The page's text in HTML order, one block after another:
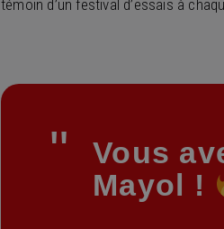
témoin d’un festival d’essais à
Vous
Mayol !